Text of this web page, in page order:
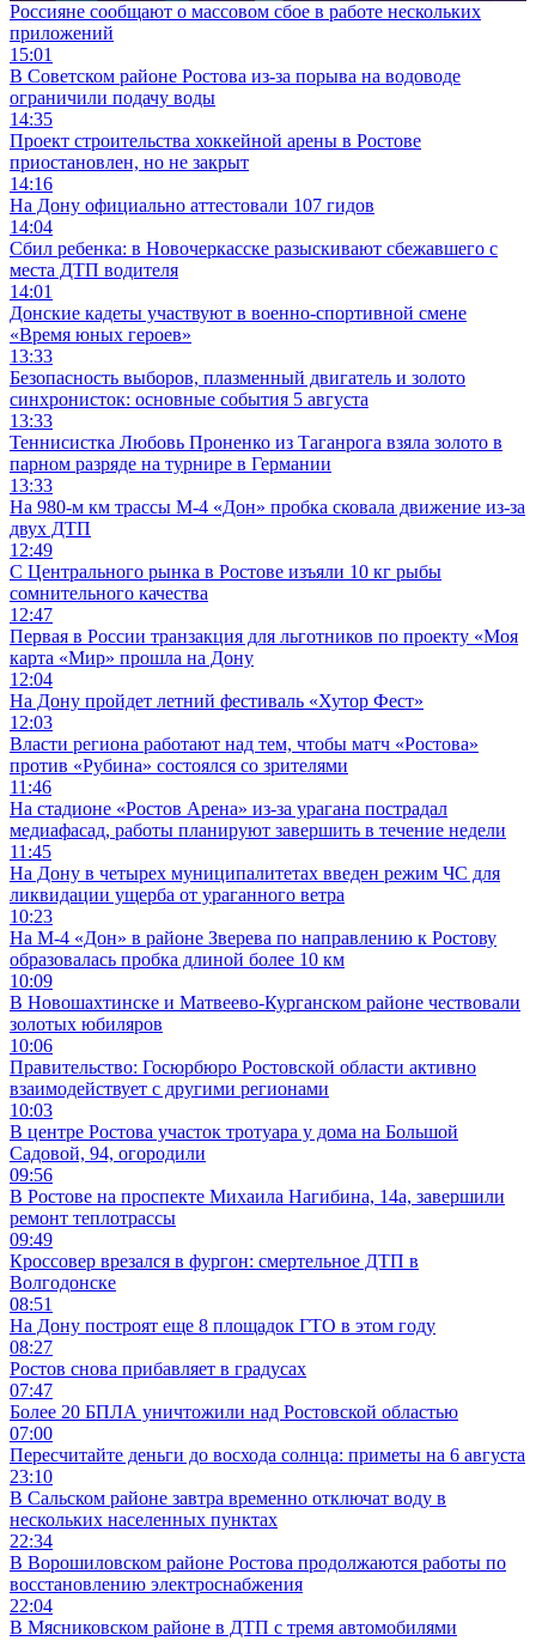
Россияне сообщают о массовом сбое в работе нескольких
приложений
15:01
В Советском районе Ростова из-за порыва на водоводе
ограничили подачу воды
14:35
Проект строительства хоккейной арены в Ростове
приостановлен, но не закрыт
14:16
На Дону официально аттестовали 107 гидов
14:04
Сбил ребенка: в Новочеркасске разыскивают сбежавшего с
места ДТП водителя
14:01
Донские кадеты участвуют в военно-спортивной смене
«Время юных героев»
13:33
Безопасность выборов, плазменный двигатель и золото
синхронисток: основные события 5 августа
13:33
Теннисистка Любовь Проненко из Таганрога взяла золото в
парном разряде на турнире в Германии
13:33
На 980‑м км трассы М‑4 «Дон» пробка сковала движение из-за
двух ДТП
12:49
С Центрального рынка в Ростове изъяли 10 кг рыбы
сомнительного качества
12:47
Первая в России транзакция для льготников по проекту «Моя
карта «Мир» прошла на Дону
12:04
На Дону пройдет летний фестиваль «Хутор Фест»
12:03
Власти региона работают над тем, чтобы матч «Ростова»
против «Рубина» состоялся со зрителями
11:46
На стадионе «Ростов Арена» из-за урагана пострадал
медиафасад, работы планируют завершить в течение недели
11:45
На Дону в четырех муниципалитетах введен режим ЧС для
ликвидации ущерба от ураганного ветра
10:23
На М-4 «Дон» в районе Зверева по направлению к Ростову
образовалась пробка длиной более 10 км
10:09
В Новошахтинске и Матвеево-Курганском районе чествовали
золотых юбиляров
10:06
Правительство: Госюрбюро Ростовской области активно
взаимодействует с другими регионами
10:03
В центре Ростова участок тротуара у дома на Большой
Садовой, 94, огородили
09:56
В Ростове на проспекте Михаила Нагибина, 14а, завершили
ремонт теплотрассы
09:49
Кроссовер врезался в фургон: смертельное ДТП в
Волгодонске
08:51
На Дону построят еще 8 площадок ГТО в этом году
08:27
Ростов снова прибавляет в градусах
07:47
Более 20 БПЛА уничтожили над Ростовской областью
07:00
Пересчитайте деньги до восхода солнца: приметы на 6 августа
23:10
В Сальском районе завтра временно отключат воду в
нескольких населенных пунктах
22:34
В Ворошиловском районе Ростова продолжаются работы по
восстановлению электроснабжения
22:04
В Мясниковском районе в ДТП с тремя автомобилями